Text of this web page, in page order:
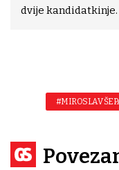
dvije kandidatkinje.
#MIROSLAV